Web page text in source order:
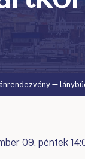
➖
09. péntek